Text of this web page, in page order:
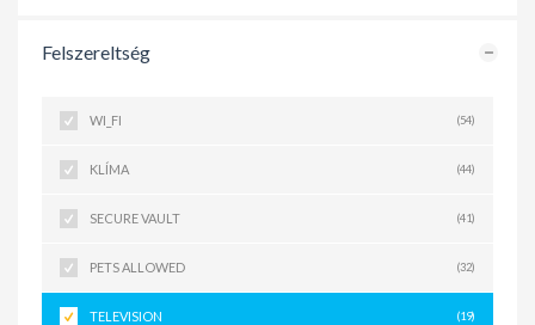
Felszereltség
WI_FI (54)
KLÍMA (44)
SECURE VAULT (41)
PETS ALLOWED (32)
TELEVISION (19)